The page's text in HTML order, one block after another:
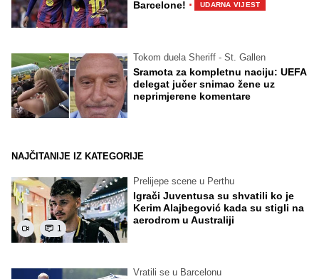
Barcelone! · UDARNA VIJEST
Tokom duela Sheriff - St. Gallen
Sramota za kompletnu naciju: UEFA
delegat jučer snimao žene uz
neprimjerene komentare
NAJČITANIJE IZ KATEGORIJE
1
Prelijepe scene u Perthu
Igrači Juventusa su shvatili ko je
Kerim Alajbegović kada su stigli na
aerodrom u Australiji
Vratili se u Barcelonu